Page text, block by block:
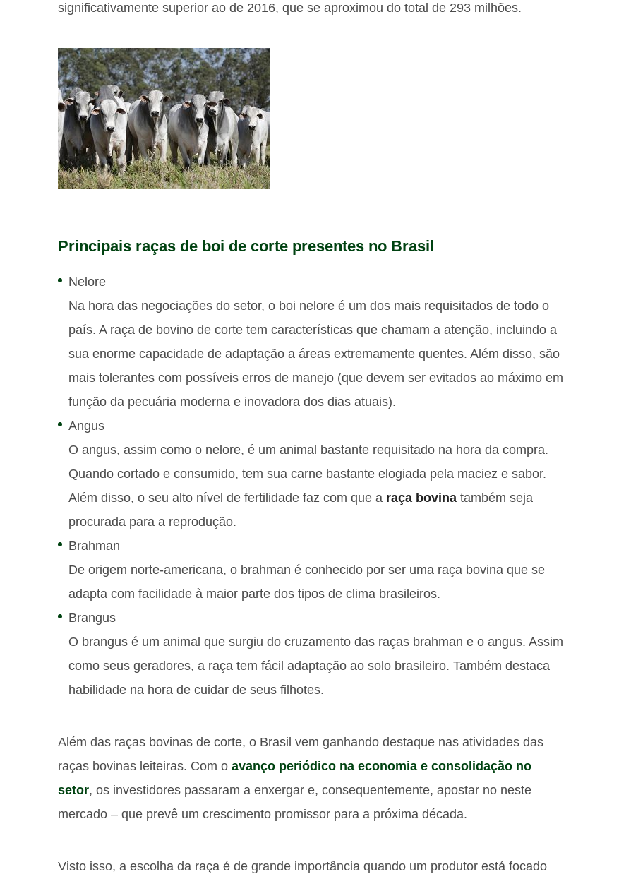
significativamente superior ao de 2016, que se aproximou do total de 293 milhões.
Principais raças de boi de corte presentes no Brasil
Nelore
Na hora das negociações do setor, o boi nelore é um dos mais requisitados de todo o
país. A raça de bovino de corte tem características que chamam a atenção, incluindo a
sua enorme capacidade de adaptação a áreas extremamente quentes. Além disso, são
mais tolerantes com possíveis erros de manejo (que devem ser evitados ao máximo em
função da pecuária moderna e inovadora dos dias atuais).
Angus
O angus, assim como o nelore, é um animal bastante requisitado na hora da compra.
Quando cortado e consumido, tem sua carne bastante elogiada pela maciez e sabor.
Além disso, o seu alto nível de fertilidade faz com que a raça bovina também seja
procurada para a reprodução.
Brahman
De origem norte-americana, o brahman é conhecido por ser uma raça bovina que se
adapta com facilidade à maior parte dos tipos de clima brasileiros.
Brangus
O brangus é um animal que surgiu do cruzamento das raças brahman e o angus. Assim
como seus geradores, a raça tem fácil adaptação ao solo brasileiro. Também destaca
habilidade na hora de cuidar de seus filhotes.
Além das raças bovinas de corte, o Brasil vem ganhando destaque nas atividades das
raças bovinas leiteiras. Com o avanço periódico na economia e consolidação no
setor, os investidores passaram a enxergar e, consequentemente, apostar no neste
mercado – que prevê um crescimento promissor para a próxima década.
Visto isso, a escolha da raça é de grande importância quando um produtor está focado